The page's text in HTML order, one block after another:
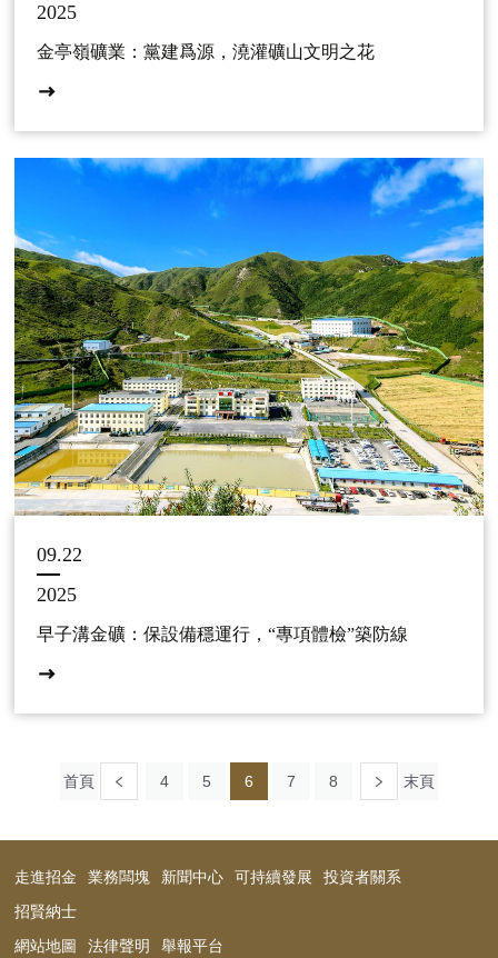
2025
金亭嶺礦業：黨建爲源，澆灌礦山文明之花
09.22
2025
早子溝金礦：保設備穩運行，“專項體檢”築防線
首頁 4 5 6 7 8 末頁
走進招金 業務闆塊 新聞中心 可持續發展 投資者關系
招賢納士
網站地圖 法律聲明 舉報平台